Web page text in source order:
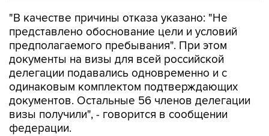
"В качестве причины отказа указано: "Не
представлено обоснование цели и условий
предполагаемого пребывания". При этом
документы на визы для всей российской
делегации подавались одновременно и с
одинаковым комплектом подтверждающих
документов. Остальные 56 членов делегации
визы получили", - говорится в сообщении
федерации.